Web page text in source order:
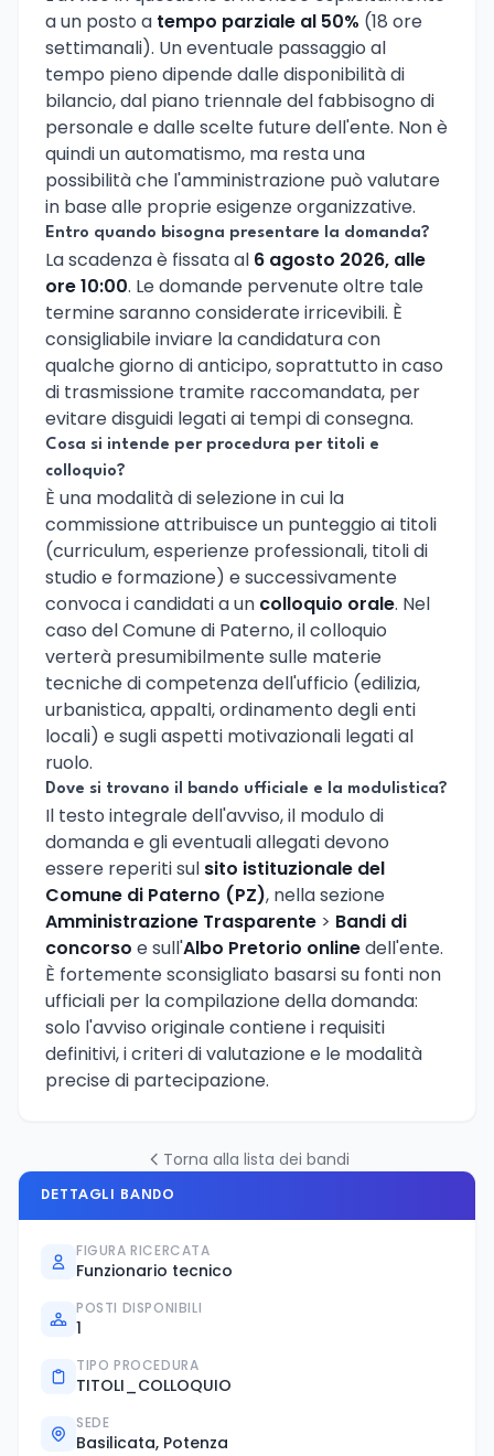
a un posto a tempo parziale al 50% (18 ore
settimanali). Un eventuale passaggio al
tempo pieno dipende dalle disponibilità di
bilancio, dal piano triennale del fabbisogno di
personale e dalle scelte future dell'ente. Non è
quindi un automatismo, ma resta una
possibilità che l'amministrazione può valutare
in base alle proprie esigenze organizzative.
Entro quando bisogna presentare la domanda?
La scadenza è fissata al 6 agosto 2026, alle
ore 10:00. Le domande pervenute oltre tale
termine saranno considerate irricevibili. È
consigliabile inviare la candidatura con
qualche giorno di anticipo, soprattutto in caso
di trasmissione tramite raccomandata, per
evitare disguidi legati ai tempi di consegna.
Cosa si intende per procedura per titoli e
colloquio?
È una modalità di selezione in cui la
commissione attribuisce un punteggio ai titoli
(curriculum, esperienze professionali, titoli di
studio e formazione) e successivamente
convoca i candidati a un colloquio orale. Nel
caso del Comune di Paterno, il colloquio
verterà presumibilmente sulle materie
tecniche di competenza dell'ufficio (edilizia,
urbanistica, appalti, ordinamento degli enti
locali) e sugli aspetti motivazionali legati al
ruolo.
Dove si trovano il bando ufficiale e la modulistica?
Il testo integrale dell'avviso, il modulo di
domanda e gli eventuali allegati devono
essere reperiti sul sito istituzionale del
Comune di Paterno (PZ), nella sezione
Amministrazione Trasparente > Bandi di
concorso e sull'Albo Pretorio onlinedell'ente.
È fortemente sconsigliato basarsi su fonti non
ufficiali per la compilazione della domanda:
solo l'avviso originale contiene i requisiti
definitivi, i criteri di valutazione e le modalità
precise di partecipazione.
Torna alla lista dei bandi
DETTAGLI BANDO
FIGURA RICERCATA
Funzionario tecnico
POSTI DISPONIBILI
1
TIPO PROCEDURA
TITOLI_COLLOQUIO
SEDE
Basilicata, Potenza